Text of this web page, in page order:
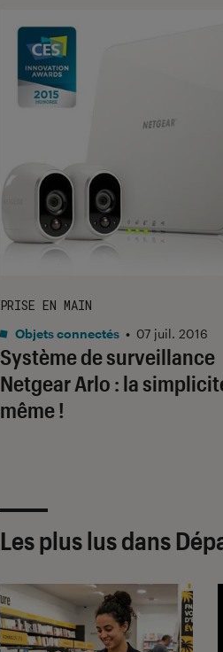
Système de surveillance
Netgear Arlo : la
même !
PRISE EN MAIN
Objets connectés • 07 juil. 2016
Les plus lus dans